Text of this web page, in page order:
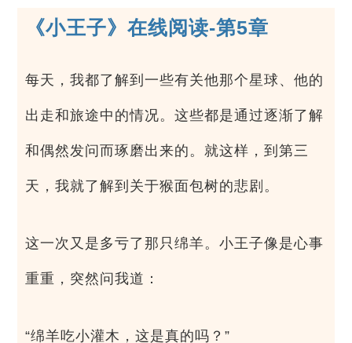
《小王子》在线阅读-第5章
每天，我都了解到一些有关他那个星球、他的
出走和旅途中的情况。这些都是通过逐渐了解
和偶然发问而琢磨出来的。就这样，到第三
天，我就了解到关于猴面包树的悲剧。
这一次又是多亏了那只绵羊。小王子像是心事
重重，突然问我道：
“绵羊吃小灌木，这是真的吗？”